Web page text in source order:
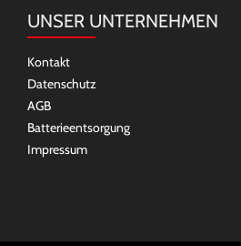
UNSER UNTERNEHMEN
Kontakt
Datenschutz
AGB
Batterieentsorgung
Impressum